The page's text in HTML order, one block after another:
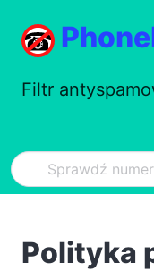
Filtr
Polityka